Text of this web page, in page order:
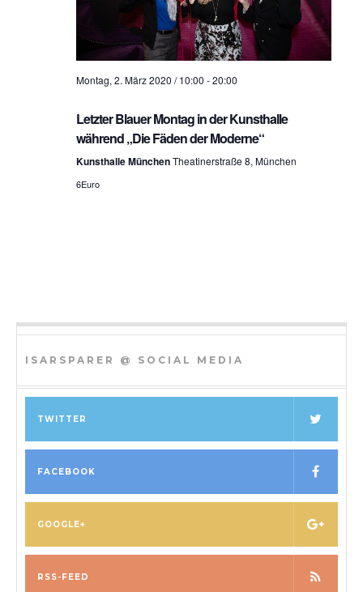
i
h
e
n
a
i
n
n
Montag, 2. März 2020 / 10:00 -20:00
Letzter Blauer Montag in der Kunsthalle
während „Die Fäden der Moderne“
Kunsthalle MünchenTheatinerstraße 8, München
6Euro
ISARSPARER @ SOCIAL MEDIA
TWITTER
FACEBOOK
GOOGLE+
RSS-FEED